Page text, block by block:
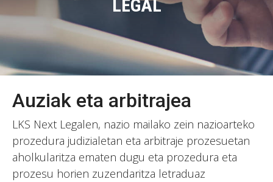
LEGAL
Auziak eta arbitrajea
LKS Next Legalen, nazio mailako zein nazioarteko
prozedura judizialetan eta arbitraje prozesuetan
aholkularitza ematen dugu eta prozedura eta
prozesu horien zuzendaritza letraduaz